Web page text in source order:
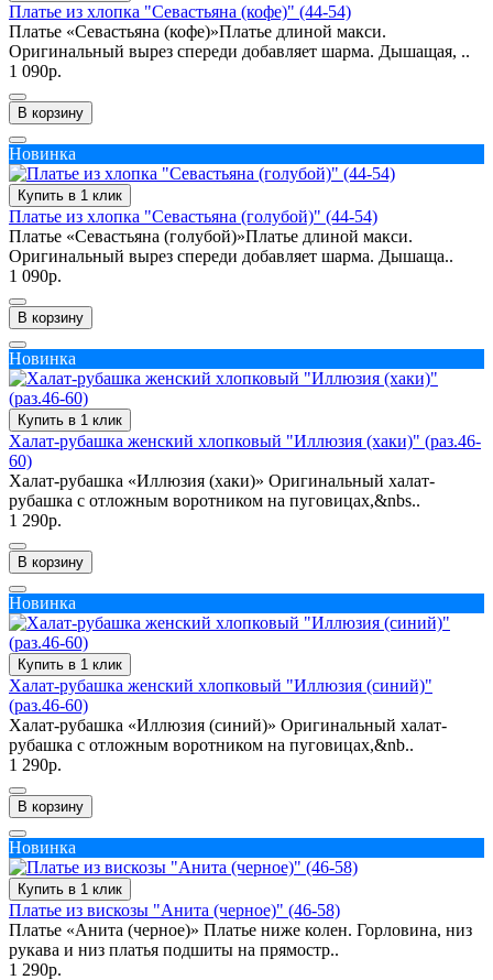
Платье из хлопка "Севастьяна (кофе)" (44-54)
Платье «Севастьяна (кофе)»Платье длиной макси.
Оригинальный вырез спереди добавляет шарма. Дышащая, ..
1 090р.
В корзину
Новинка
Купить в 1 клик
Платье из хлопка "Севастьяна (голубой)" (44-54)
Платье «Севастьяна (голубой)»Платье длиной макси.
Оригинальный вырез спереди добавляет шарма. Дышаща..
1 090р.
В корзину
Новинка
Купить в 1 клик
Халат-рубашка женский хлопковый "Иллюзия (хаки)" (раз.46-
60)
Халат-рубашка «Иллюзия (хаки)» Оригинальный халат-
рубашка с отложным воротником на пуговицах,&nbs..
1 290р.
В корзину
Новинка
Купить в 1 клик
Халат-рубашка женский хлопковый "Иллюзия (синий)"
(раз.46-60)
Халат-рубашка «Иллюзия (синий)» Оригинальный халат-
рубашка с отложным воротником на пуговицах,&nb..
1 290р.
В корзину
Новинка
Купить в 1 клик
Платье из вискозы "Анита (черное)" (46-58)
Платье «Анита (черное)» Платье ниже колен. Горловина, низ
рукава и низ платья подшиты на прямостр..
1 290р.